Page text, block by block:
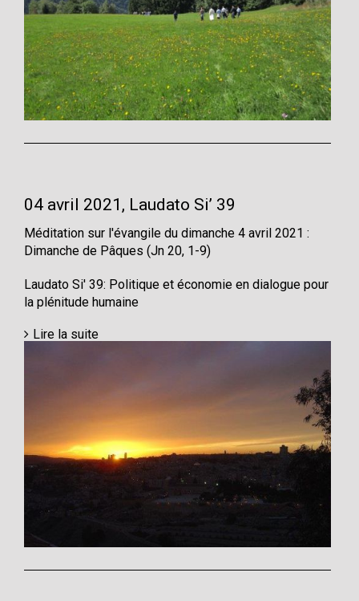
04 avril 2021, Laudato Si’ 39
Méditation sur l'évangile du dimanche 4 avril 2021 :
Dimanche de Pâques (Jn 20, 1-9)
Laudato Si' 39: Politique et économie en dialogue pour
la plénitude humaine
Lire la suite